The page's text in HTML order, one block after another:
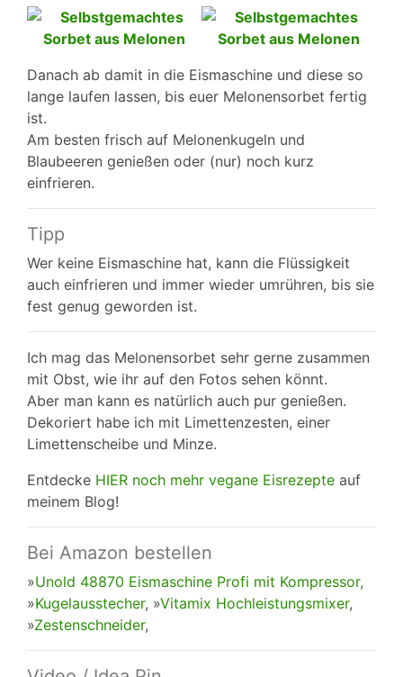
Danach ab damit in die Eismaschine und diese so
lange laufen lassen, bis euer Melonensorbet fertig
ist.
Am besten frisch auf Melonenkugeln und
Blaubeeren genießen oder (nur) noch kurz
einfrieren.
Tipp
Wer keine Eismaschine hat, kann die Flüssigkeit
auch einfrieren und immer wieder umrühren, bis sie
fest genug geworden ist.
Ich mag das Melonensorbet sehr gerne zusammen
mit Obst, wie ihr auf den Fotos sehen könnt.
Aber man kann es natürlich auch pur genießen.
Dekoriert habe ich mit Limettenzesten, einer
Limettenscheibe und Minze.
Entdecke HIER noch mehr vegane Eisrezepte auf
meinem Blog!
Bei Amazon bestellen
»Unold 48870 Eismaschine Profi mit Kompressor,
»Kugelausstecher, »Vitamix Hochleistungsmixer,
»Zestenschneider,